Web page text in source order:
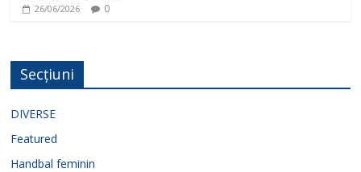
26/06/2026 0
Secțiuni
DIVERSE
Featured
Handbal feminin